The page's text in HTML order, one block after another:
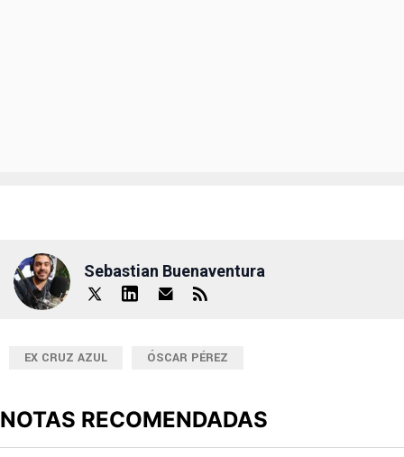
Sebastian Buenaventura
EX CRUZ AZUL ÓSCAR PÉREZ
NOTAS RECOMENDADAS